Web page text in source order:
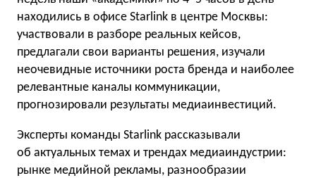
находились в офисе Starlink в центре Москвы:
участвовали в разборе реальных кейсов,
предлагали свои варианты решения, изучали
неочевидные источники роста бренда и наиболее
релевантные каналы коммуникации,
прогнозировали результаты медиаинвестиций.
Эксперты команды Starlink рассказывали
об актуальных темах и трендах медиаиндустрии:
рынке медийной рекламы, разнообразии